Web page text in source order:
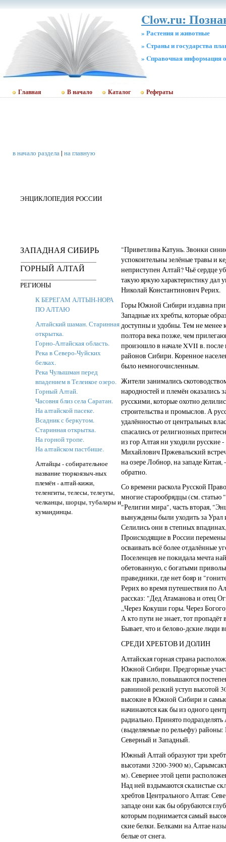
Clow.ru:
» Растения и животные
» Страны и государства
» Cправочная информация
Главная В начало Каталог Рефераты
в начало раздела| на главную
ЭНЦИКЛОПЕДИЯ РОССИИ
ЗАПАДНАЯ СИБИРЬ
ГОРНЫЙ АЛТАЙ
РЕГИОНЫ
К БЕРЕГАМ АЛТЫН-НОРА
ПО АЛТАЮ
Алтайский шаман. Старинная
открытка.
Горно-Алтайская область.
Река в Северо-Чуйских
белках.
Река Чулышман перед
впадением в Телеикое озеро.
Горный Алтай.
Часовня близ села Саратан.
На алтайской пасеке.
Всадник с беркутом.
Старинная открытка.
На горной тропе.
На алтайском пастбише.
Алтайцы - собирательное
название тюркоязыч-ных
племён - алтай-кижи,
теленгиты, телесы, телеугы,
челканцы, шорцы, тубалары и
кумандинцы.
"Приветлива Катунь. Звонки
успокоительны зелёные травы и
неприступен Алтай? Чьё сердце
такую яркую характеристику дал
Николай Константинович Рерих.
Горы Южной Сибири издавна
Западные их хребты, которые
доступны и удобны. Тем не менее
полтора века позже, чем
произошло в начале XVII в.
районов Сибири. Коренное
было немногочисленным.
Жители занимались
народностей и племён оказались
русскими, которые охотно
строительства и промыслов. А
удалённостью от центральных
спасались от религиозных
из гор Алтая ни уходили русские
Михайлович Пржевальский
на озере Лобнор, на западе
обратно.
Со времени раскола Русской
многие старообрядцы (см. статью
"Религии мира", часть вторая,
вынуждены были уходить за Урал
Селились они в степных
Происходящие в России
осваивать всё более отдалённые
Поселенцев не покидала мечта
обетованную, с богатыми
праведники, где нет бояр и
Рерих во время путешествия по
рассказ: "Дед Атаманова и отец
„Через Кокуши горы. Через
А кто пути не знает, тот
Бывает, что и белово-дские люди
СРЕДИ ХРЕБТОВ И ДОЛИН
Алтайская горная страна
Южной Сибири. Предгорные
как правило, повышаются
равниной резкий уступ высотой
высокие в Южной Сибири и
начинаются как бы из одного
радиально. Принято
(выделяемые по рельефу)
Северный и Западный.
Южный Алтай образуют три
высотами 3200-3900 м),
м). Севернее этой цепи
Над ней вздымаются скалистые
хребтов Центрального Алтая:
западе они как бы обрубаются
которым поднимается самый
ские белки. Белками на Алтае
белые от снега.